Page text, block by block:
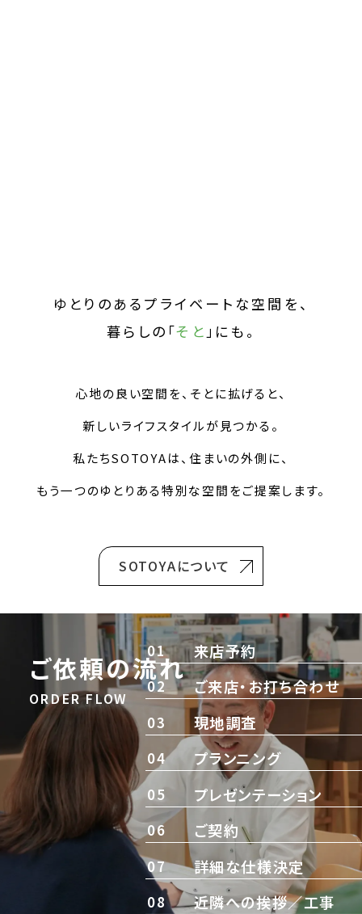
ゆとりのあるプライベートな空間を、
暮らしの「そと 」にも。
心地の良い空間を、そとに拡げると、
新しいライフスタイルが見つかる。
私たちSOTOYAは、住まいの外側に、
もう一つのゆとりある特別な空間をご提案します。
SOTOYAについて
ご依頼の流れ
ORDER FLOW
01 来店予約
02 ご来店・お打ち合わせ
03 現地調査
04 プランニング
05 プレゼンテーション
06 ご契約
07 詳細な仕様決定
08 近隣への挨拶／工事